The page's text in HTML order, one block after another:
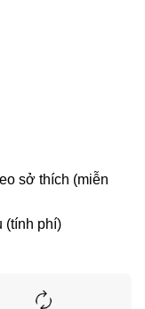
sở thích (miễn
(tính phí)